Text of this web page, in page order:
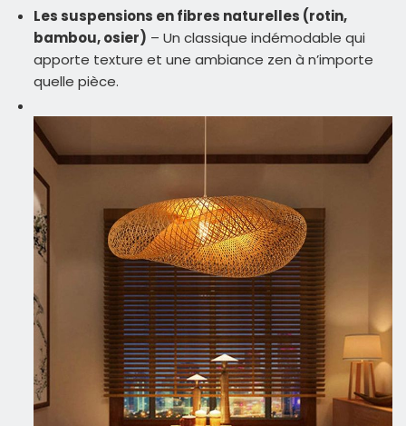
Les suspensions en fibres naturelles (rotin,
bambou, osier) – Un classique indémodable qui
apporte texture et une ambiance zen à n’importe
quelle pièce.